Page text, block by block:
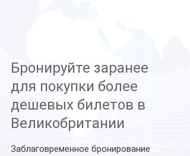
Бронируйте заранее
для покупки более
дешевых билетов в
Великобритании
Заблаговременное бронирование